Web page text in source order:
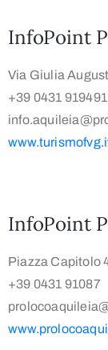
InfoPoint
Via Giulia
+39 0431 919491
InfoPoint
Piazza Capitolo
+39 0431 91087